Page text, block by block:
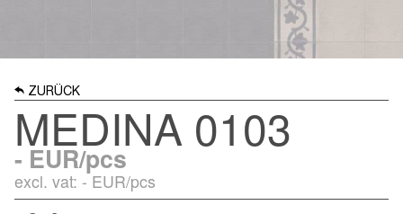
ZURÜCK
MEDINA 0103
- EUR/pcs
excl. vat: -EUR/pcs